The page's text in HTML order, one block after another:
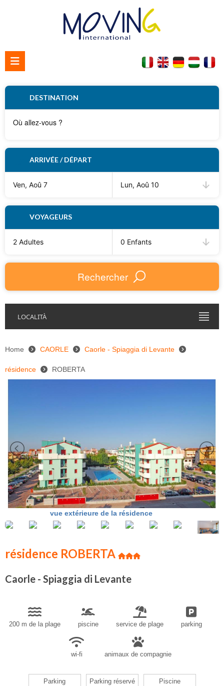
Contacter nous
DESTINATION
ARRIVÉE / DÉPART
Ven, Aoû 7 Lun, Aoû 10
VOYAGEURS
2 Adultes 0 Enfants
Rechercher
LOCALITÀ
Home CAORLE Caorle - Spiaggia di Levante
résidence ROBERTA
vue extérieure de la résidence
résidence ROBERTA
Caorle - Spiaggia di Levante
200 m de la plage piscine service de plage parking
wi-fi animaux de compagnie
Parking Parking réservé Piscine